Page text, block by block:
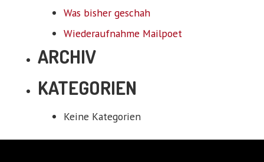
Was bisher geschah
Wiederaufnahme Mailpoet
ARCHIV
KATEGORIEN
Keine Kategorien